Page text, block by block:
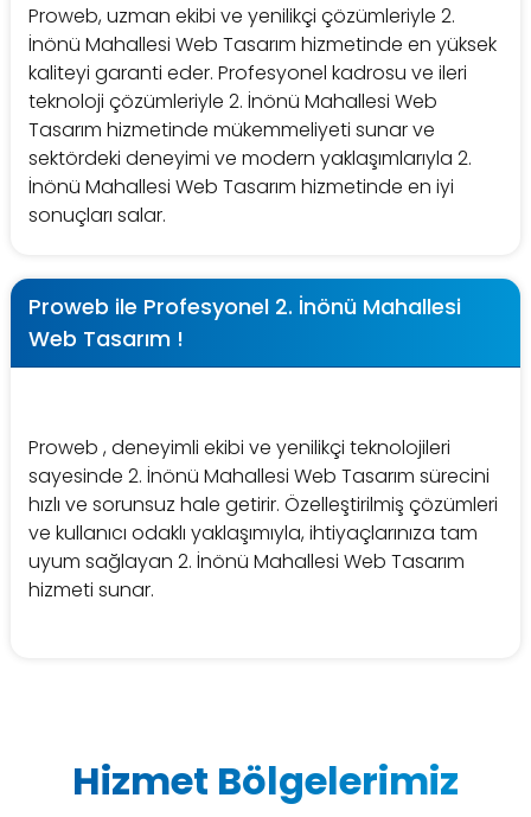
Proweb, uzman ekibi ve yenilikçi çözümleriyle 2.
İnönü Mahallesi Web Tasarım hizmetinde en yüksek
kaliteyi garanti eder. Profesyonel kadrosu ve ileri
teknoloji çözümleriyle 2. İnönü Mahallesi Web
Tasarım hizmetinde mükemmeliyeti sunar ve
sektördeki deneyimi ve modern yaklaşımlarıyla 2.
İnönü Mahallesi Web Tasarım hizmetinde en iyi
sonuçları salar.
Proweb ile Profesyonel 2. İnönü Mahallesi
Web Tasarım !
Proweb , deneyimli ekibi ve yenilikçi teknolojileri
sayesinde 2. İnönü Mahallesi Web Tasarım sürecini
hızlı ve sorunsuz hale getirir. Özelleştirilmiş çözümleri
ve kullanıcı odaklı yaklaşımıyla, ihtiyaçlarınıza tam
uyum sağlayan 2. İnönü Mahallesi Web Tasarım
hizmeti sunar.
Hizmet Bölgelerimiz